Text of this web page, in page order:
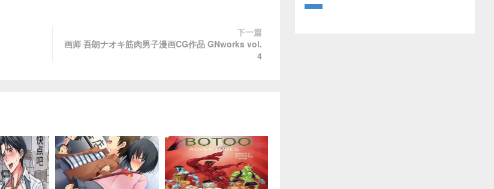
下一篇
画师 吾朗ナオキ筋肉男子漫画CG作品 GNworks vol.
4